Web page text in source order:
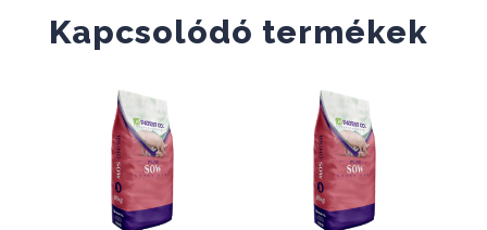
Kapcsolódó termékek